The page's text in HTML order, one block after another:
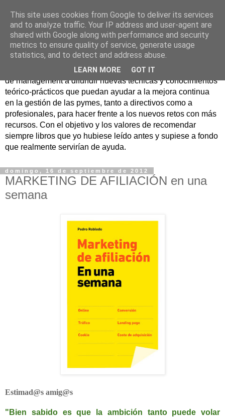
Nuevo Viernes - Nuevo
Libro
Nace con la misión de ayudar mediante la lectura de libros
de management a difundir nuevas técnicas y conocimientos
teórico-prácticos que puedan ayudar a la mejora continua
en la gestión de las pymes, tanto a directivos como a
profesionales, para hacer frente a los nuevos retos con más
recursos. Con el objetivo y los valores de recomendar
siempre libros que yo hubiese leído antes y supiese a fondo
que realmente servirían de ayuda.
domingo, 16 de septiembre de 2012
MARKETING DE AFILIACIÓN en una
semana
Estimad@s amig@s
"Bien sabido es que la ambición tanto puede volar
This site uses cookies from Google to deliver its services
and to analyze traffic. Your IP address and user-agent are
shared with Google along with performance and security
metrics to ensure quality of service, generate usage
statistics, and to detect and address abuse.
LEARN MORE GOT IT